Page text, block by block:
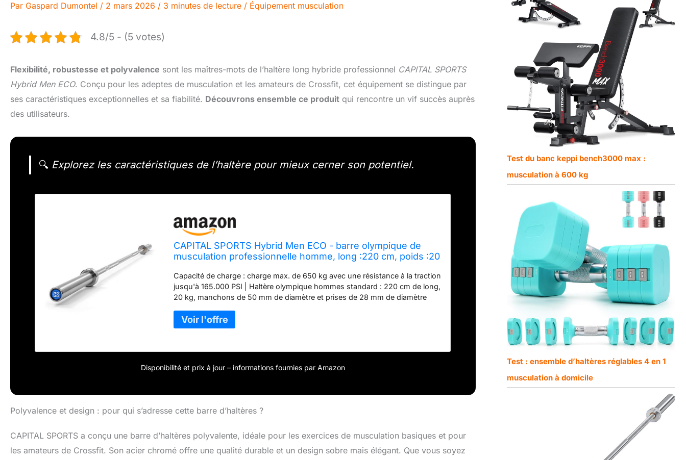
Par Gaspard Dumontel / 2 mars 2026 / 3 minutes de lecture / Équipement musculation
4.8/5 - (5 votes)
Flexibilité, robustesse et polyvalence sont les maîtres-mots de l’haltère long hybride professionnel CAPITAL SPORTS
Hybrid Men ECO. Conçu pour les adeptes de musculation et les amateurs de Crossfit, cet équipement se distingue par
ses caractéristiques exceptionnelles et sa fiabilité. Découvrons ensemble ce produit qui rencontre un vif succès auprès
des utilisateurs.
🔍 Explorez les caractéristiques de l’haltère pour mieux cerner son potentiel.
CAPITAL SPORTS Hybrid Men ECO - barre olympique de
musculation professionnelle homme, long :220 cm, poids :20
kg, acier, argent
Capacité de charge : charge max. de 650 kg avec une résistance à la traction
jusqu'à 165.000 PSI | Haltère olympique hommes standard : 220 cm de long,
20 kg, manchons de 50 mm de diamètre et prises de 28 mm de diamètre
dur | Manchons à revêtements multiples La barre de musculation olympique
CAPITAL SPORTS Hybrid Men ECO est l’évolution de nos barres éprouvées.
olympiques en fait un outil polyvalent pour les disciplines et les utilisateurs
ceux qui souhaitent s'initier à l'haltérophilie trouveront ici un modèle d'entrée
manchons de 50 mm de diamètre correspondent aux dimensions standard
supporter jusqu'à 650 kg de poids. Pour correspondre à un haltère long
aiguilles et à bagues.
Disponibilité et prix à jour – informations fournies par Amazon
Polyvalence et design : pour qui s’adresse cette barre d’haltères ?
CAPITAL SPORTS a conçu une barre d’haltères polyvalente, idéale pour les exercices de musculation basiques et pour
les amateurs de Crossfit. Son acier chromé offre une qualité durable et un design sobre mais élégant. Que vous soyez
Test du banc keppi bench3000 max :
musculation à 600 kg
Test : ensemble d’haltères réglables 4 en 1
musculation à domicile